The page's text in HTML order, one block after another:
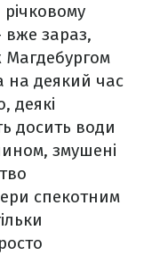
вже зараз,
Магдебургом
на деякий час
деякі
досить води
змушені
спекотним